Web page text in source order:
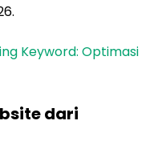
Keyword: Optimasi
dari